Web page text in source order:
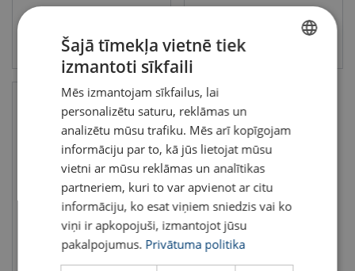
Skatīt
Pagaidu horizontālā
pretkritiena sistēma,
FA6000700
ENGLISH TRANSLATION
Šajā tīmekļa vietnē tiek
izmantoti sīkfaili
Mēs izmantojam sīkfailus, lai
personalizētu saturu, reklāmas un
analizētu mūsu trafiku. Mēs arī kopīgojam
informāciju par to, kā jūs lietojat mūsu
vietni ar mūsu reklāmas un analītikas
partneriem, kuri to var apvienot ar citu
informāciju, ko esat viņiem sniedzis vai ko
viņi ir apkopojuši, izmantojot jūsu
pakalpojumus. Privātuma politika